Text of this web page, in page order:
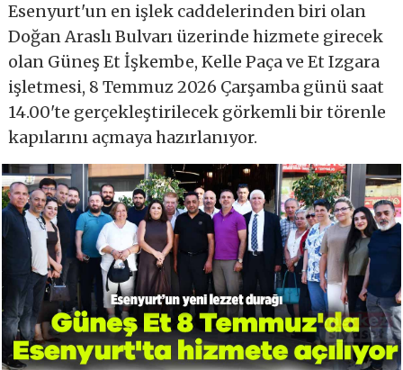
Esenyurt'un en işlek caddelerinden biri olan
Doğan Araslı Bulvarı üzerinde hizmete girecek
olan Güneş Et İşkembe, Kelle Paça ve Et Izgara
işletmesi, 8 Temmuz 2026 Çarşamba günü saat
14.00'te gerçekleştirilecek görkemli bir törenle
kapılarını açmaya hazırlanıyor.